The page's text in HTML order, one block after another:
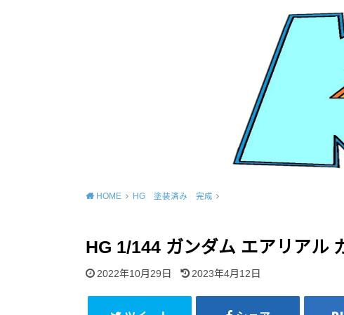
HOME HG 塗装済み 完成
HG 1/144 ガンダム エアリアル
2022年10月29日 2023年4月12日